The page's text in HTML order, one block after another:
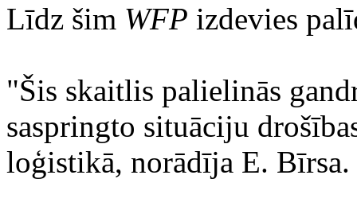
Līdz šim WFP izdevies
"Šis skaitlis palielinās
saspringto situāciju
loģistikā, norādīja E. Bīrsa.